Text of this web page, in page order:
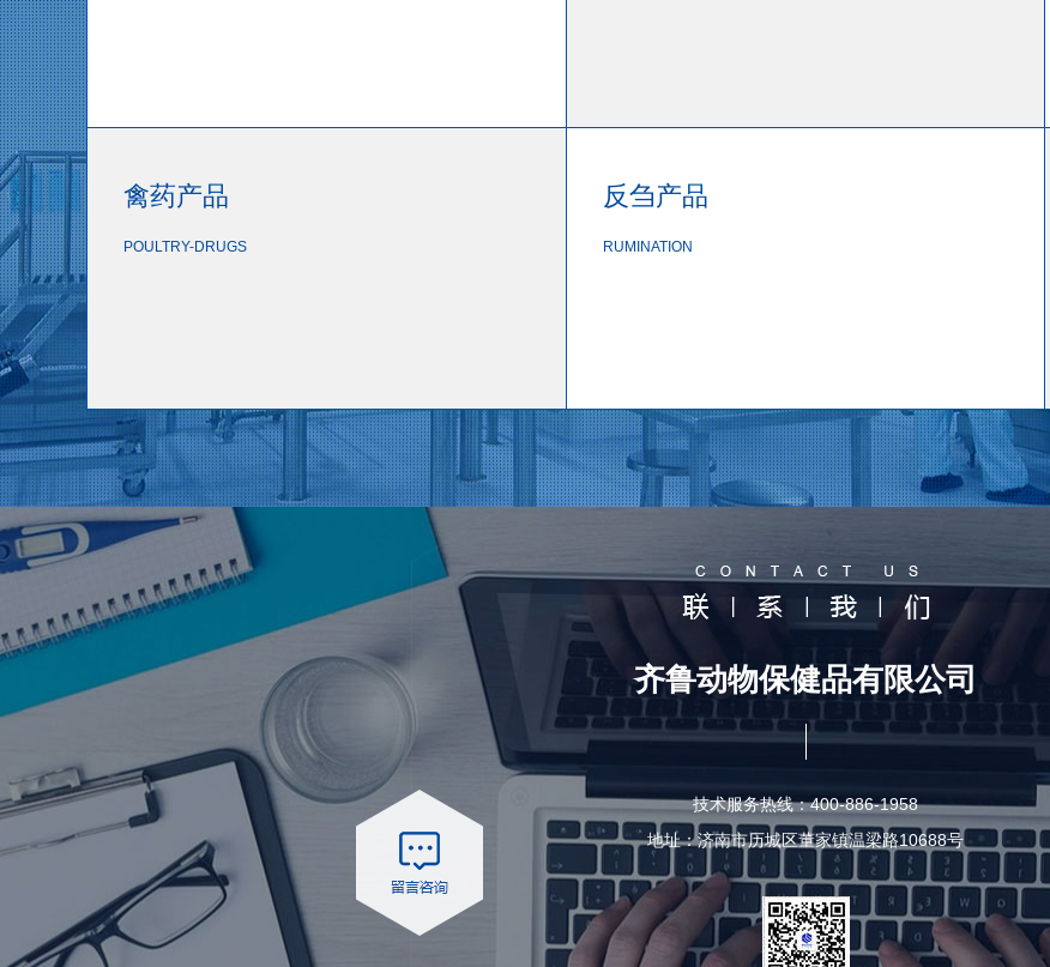
禽药产品
POULTRY-DRUGS
反刍产品
RUMINATION
齐鲁动物保健品有限公司
技术服务热线：400-886-1958
地址：济南市历城区董家镇温梁路10688号